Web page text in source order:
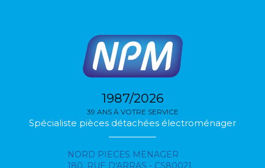
1987/2026
39 ANS À VOTRE SERVICE
Spécialiste pièces détachées électroménager
NORD PIECES MENAGER
180, RUE D'ARRAS - CS80021